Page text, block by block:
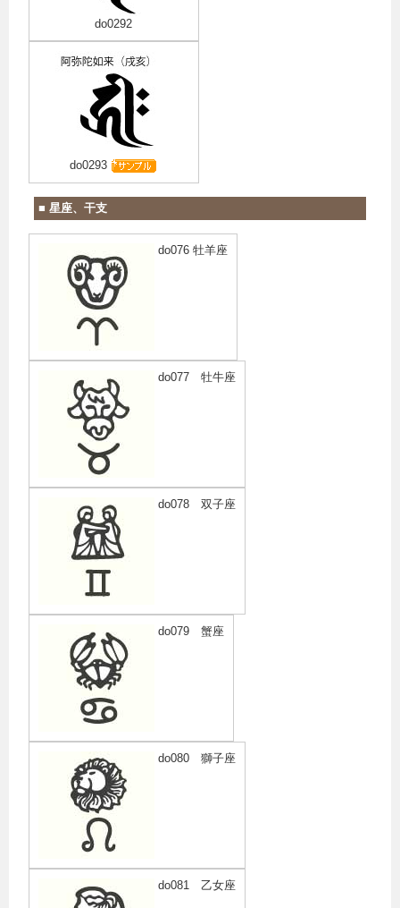
do0292
do0293
■ 星座、干支
do076 牡羊座
do077 牡牛座
do078 双子座
do079 蟹座
do080 獅子座
do081 乙女座